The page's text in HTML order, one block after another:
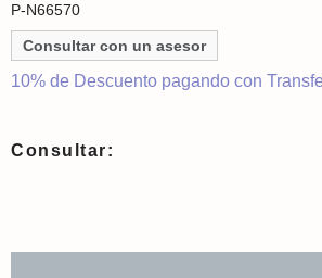
P-N66570
Consultar con un asesor
10% de Descuento pagando con
Consultar: